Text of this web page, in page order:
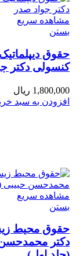
مشاهده سریع
بستن
حقوق
کنسولی دکتر
1,800,000 ریال
افزودن به سبد
مشاهده سریع
بستن
حقوق محیط
دکتر